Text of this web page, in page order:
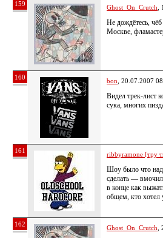
159 Ghost_On_Crutch
Не дождётесь,
Москве,
160 bon , 20.07.2007
Видел трек-лист
сука, многих
161 ribbyramone [тру
Шоу было что
сделать —
в конце как
общем, кто хотел
162 Ghost_On_Crutch